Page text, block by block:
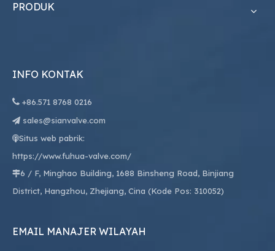
PRODUK
INFO KONTAK
 +86.571 8768 0216
 sales@sianvalve.com
Situs web pabrik:
https://www.fuhua-valve.com/
6 / F, Minghao Building, 1688 Binsheng Road, Binjiang
District, Hangzhou, Zhejiang, Cina (Kode Pos: 310052)
EMAIL MANAJER WILAYAH